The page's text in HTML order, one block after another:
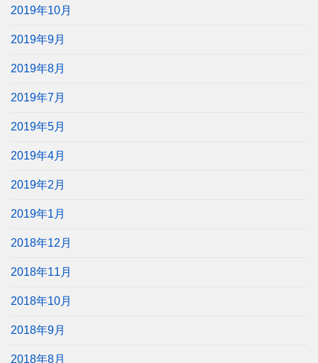
2019年10月
2019年9月
2019年8月
2019年7月
2019年5月
2019年4月
2019年2月
2019年1月
2018年12月
2018年11月
2018年10月
2018年9月
2018年8月